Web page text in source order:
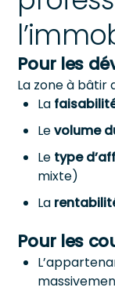
Pour les
La zone à bâtir
La
Levolume
Le type
mixte)
La
Pour les